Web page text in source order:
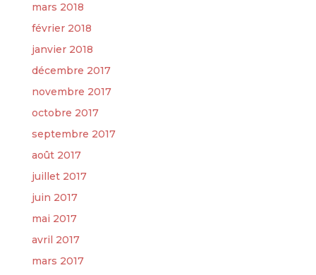
mars 2018
février 2018
janvier 2018
décembre 2017
novembre 2017
octobre 2017
septembre 2017
août 2017
juillet 2017
juin 2017
mai 2017
avril 2017
mars 2017